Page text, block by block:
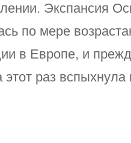
Экспансия
по мере
в Европе, и
раз